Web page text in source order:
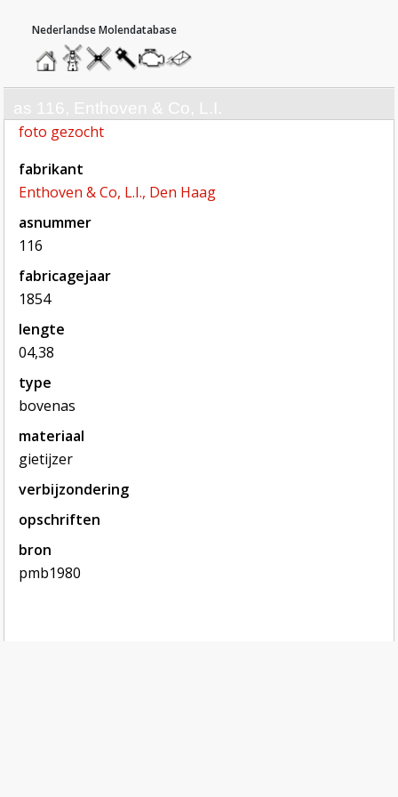
homemolendatabase
roedendatabase
assendatabase
motorendatabase
stuur
een
bericht
as 116, Enthoven & Co, L.I.
foto gezocht
fabrikant
Enthoven & Co, L.I., Den Haag
asnummer
116
fabricagejaar
1854
lengte
04,38
type
bovenas
materiaal
gietijzer
verbijzondering
opschriften
bron
pmb1980